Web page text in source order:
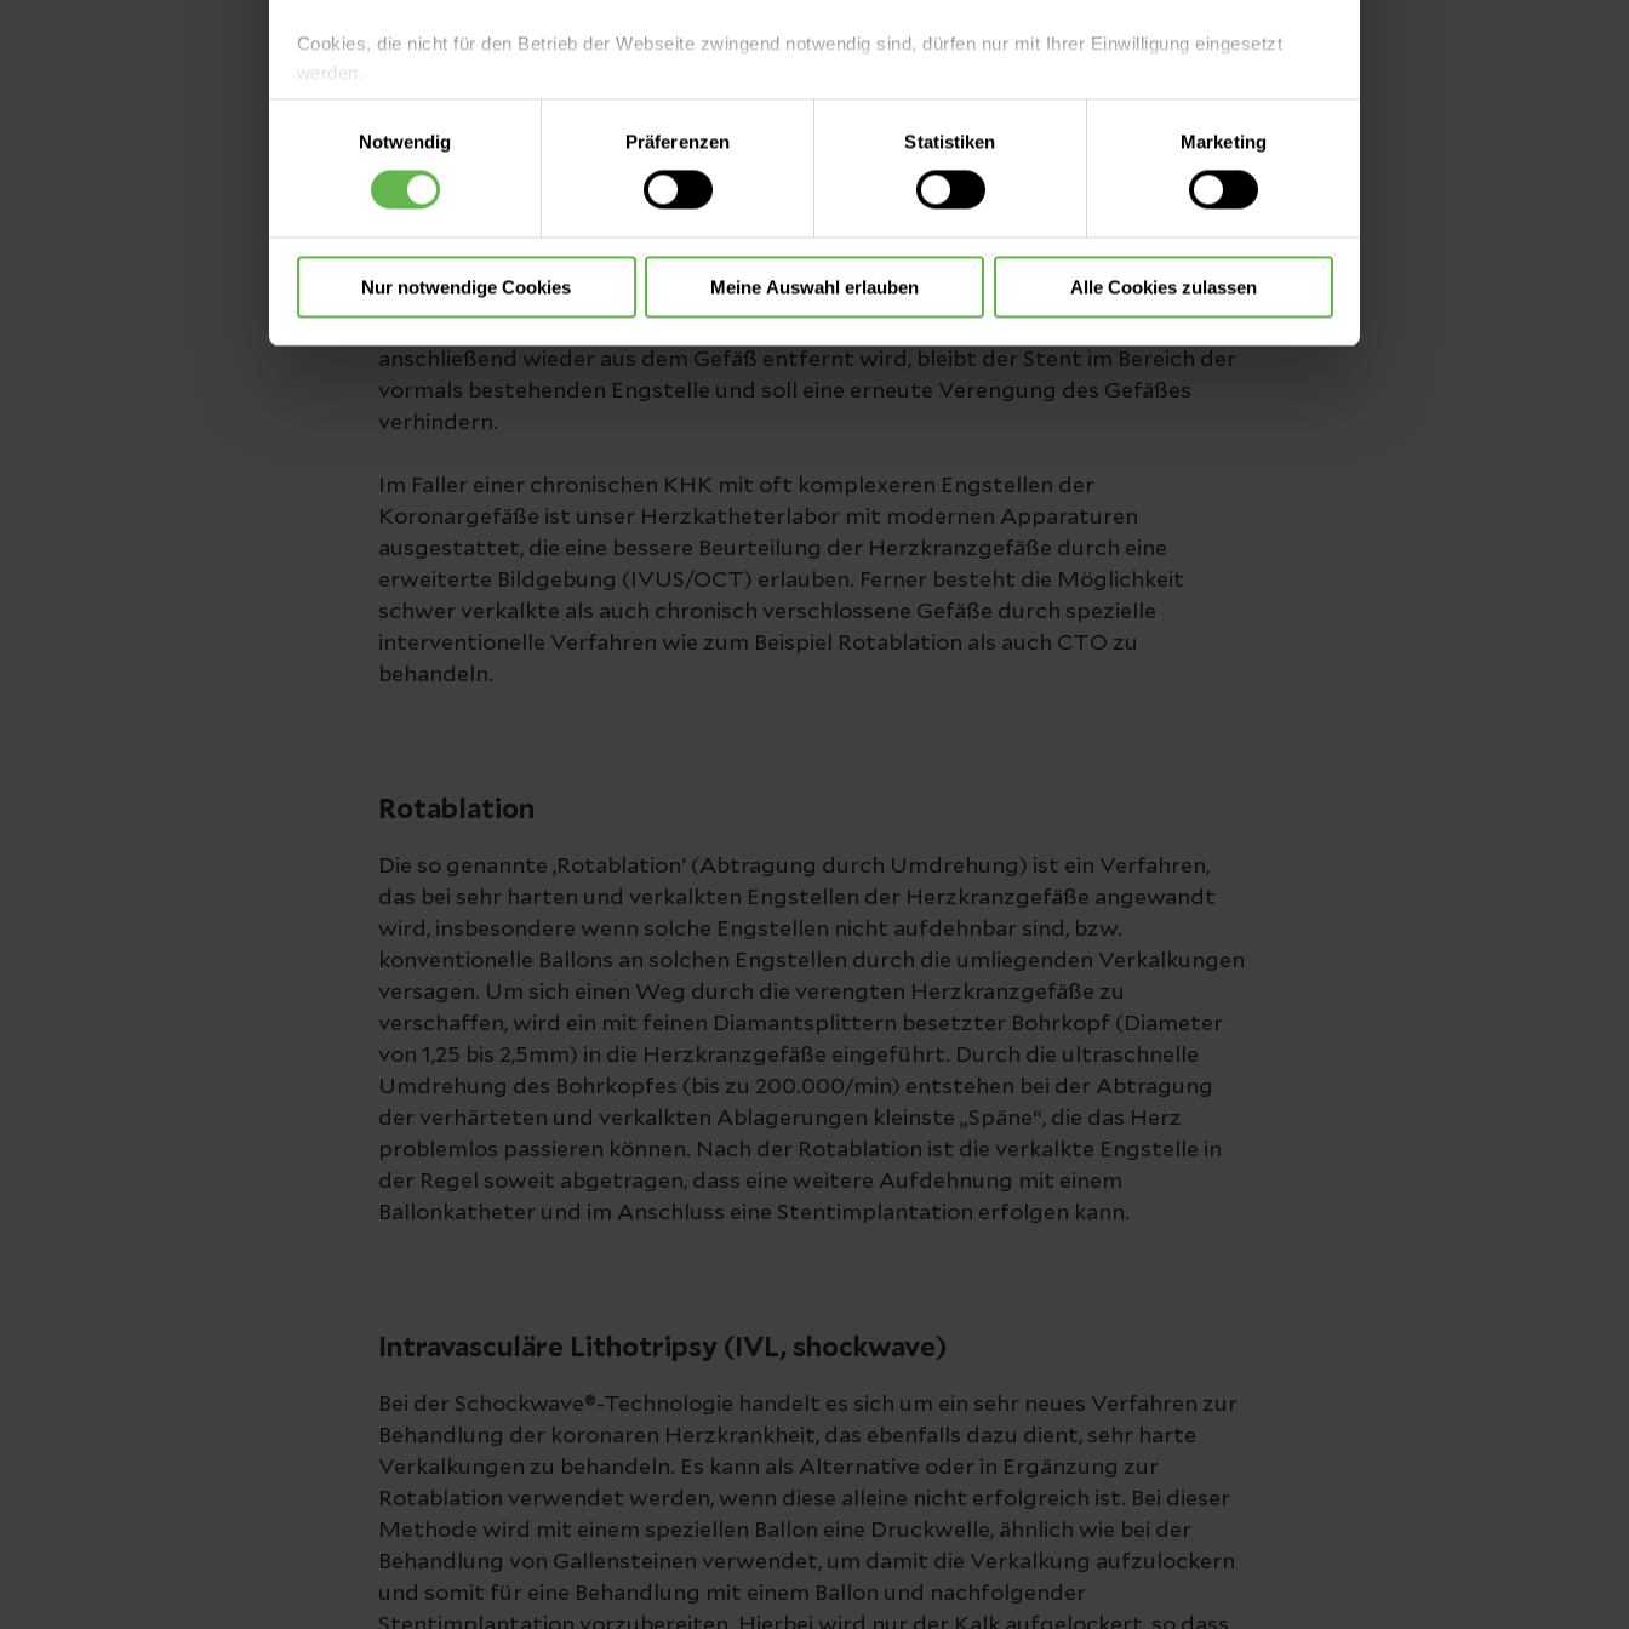
Cookies, die nicht für den Betrieb der Webseite zwingend notwendig sind, dürfen nur mit Ihrer Einwilligung eingesetzt
werden.
Es steht Ihnen frei, unsere Seite mit nur den notwendigen Cookies zu benutzen, eine individuelle Auswahl hinsichtlich der
nicht notwendigen Cookies zu treffen oder durch Auswahl von „Alle Cookies akzeptieren“ in die Verwendung aller Cookies
einzuwilligen. Ihre Auswahlentscheidung können Sie jederzeit ändern oder widerrufen.
Notwendig
Präferenzen Statistiken Marketing
Nur notwendige Cookies Meine Auswahl erlauben Alle Cookies zulassen
Pumpkraft des Herzens zu beurteilen.
das verengte Gefäß ein kleiner Ballon eingebracht, der dann kurz in der Engstelle
aufgedehnt wird, um das Gefäß so wieder auf die normale Weite aufzudehnen. Um
zu verhindern, dass sich das Blutgefäß an der entsprechenden Stelle schnell wieder
verengt, wird in der Regel zusätzlich eine Gefäßstütze - ein sogenannter Stent -
eingesetzt. Hierbei handelt es sich um ein kleines Röhrchen aus Drahtgeflecht, das
in zusammengefaltetem Zustand auf einem Ballon in die Engstelle eingeführt wird
anschließend wieder aus dem Gefäß entfernt wird, bleibt der Stent im Bereich der
vormals bestehenden Engstelle und soll eine erneute Verengung des Gefäßes
verhindern.
Im Faller einer chronischen KHK mit oft komplexeren Engstellen der
Koronargefäße ist unser Herzkatheterlabor mit modernen Apparaturen
ausgestattet, die eine bessere Beurteilung der Herzkranzgefäße durch eine
erweiterte Bildgebung (IVUS/OCT) erlauben. Ferner besteht die Möglichkeit
schwer verkalkte als auch chronisch verschlossene Gefäße durch spezielle
interventionelle Verfahren wie zum Beispiel Rotablation als auch CTO zu
behandeln.
Rotablation
Die so genannte ‚Rotablation’ (Abtragung durch Umdrehung) ist ein Verfahren,
das bei sehr harten und verkalkten Engstellen der Herzkranzgefäße angewandt
wird, insbesondere wenn solche Engstellen nicht aufdehnbar sind, bzw.
konventionelle Ballons an solchen Engstellen durch die umliegenden Verkalkungen
versagen. Um sich einen Weg durch die verengten Herzkranzgefäße zu
verschaffen, wird ein mit feinen Diamantsplittern besetzter Bohrkopf (Diameter
von 1,25 bis 2,5mm) in die Herzkranzgefäße eingeführt. Durch die ultraschnelle
Umdrehung des Bohrkopfes (bis zu 200.000/min) entstehen bei der Abtragung
der verhärteten und verkalkten Ablagerungen kleinste „Späne“, die das Herz
problemlos passieren können. Nach der Rotablation ist die verkalkte Engstelle in
der Regel soweit abgetragen, dass eine weitere Aufdehnung mit einem
Ballonkatheter und im Anschluss eine Stentimplantation erfolgen kann.
Intravasculäre Lithotripsy (IVL, shockwave)
Bei der Schockwave®-Technologie handelt es sich um ein sehr neues Verfahren zur
Behandlung der koronaren Herzkrankheit, das ebenfalls dazu dient, sehr harte
Verkalkungen zu behandeln. Es kann als Alternative oder in Ergänzung zur
Rotablation verwendet werden, wenn diese alleine nicht erfolgreich ist. Bei dieser
Methode wird mit einem speziellen Ballon eine Druckwelle, ähnlich wie bei der
Behandlung von Gallensteinen verwendet, um damit die Verkalkung aufzulockern
und somit für eine Behandlung mit einem Ballon und nachfolgender